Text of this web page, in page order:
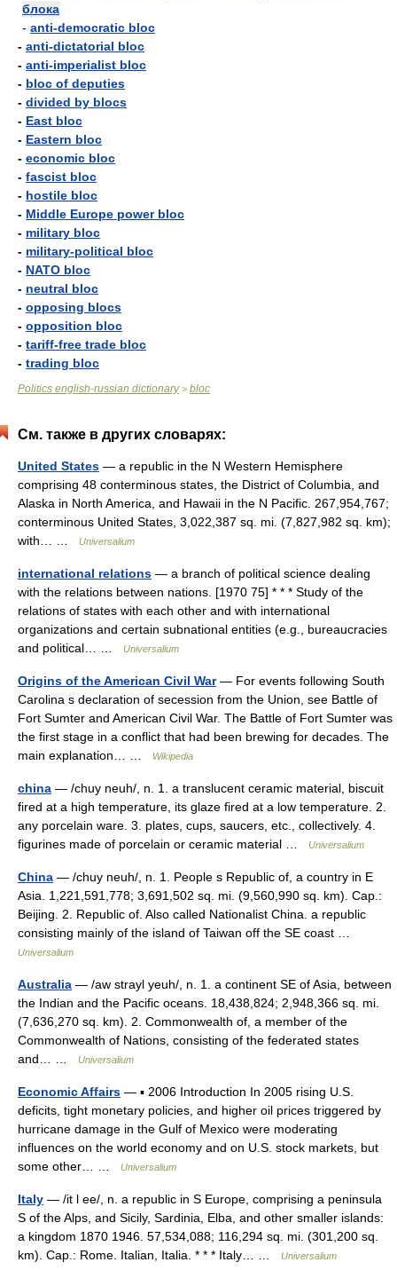
блока
- anti-democratic bloc
- anti-dictatorial bloc
- anti-imperialist bloc
- bloc of deputies
- divided by blocs
- East bloc
- Eastern bloc
- economic bloc
- fascist bloc
- hostile bloc
- Middle Europe power bloc
- military bloc
- military-political bloc
- NATO bloc
- neutral bloc
- opposing blocs
- opposition bloc
- tariff-free trade bloc
- trading bloc
Politics english-russian dictionary> bloc
См. также в других словарях:
United States — a republic in the N Western Hemisphere
comprising 48 conterminous states, the District of Columbia, and
Alaska in North America, and Hawaii in the N Pacific. 267,954,767;
conterminous United States, 3,022,387 sq. mi. (7,827,982 sq. km);
with… …
Universalium
international relations — a branch of political science dealing
with the relations between nations. [1970 75] * * * Study of the
relations of states with each other and with international
organizations and certain subnational entities (e.g., bureaucracies
and political… …
Universalium
Origins of the American Civil War— For events following South
Carolina s declaration of secession from the Union, see Battle of
Fort Sumter and American Civil War. The Battle of Fort Sumter was
the first stage in a conflict that had been brewing for decades. The
main explanation… …
Wikipedia
china — /chuy neuh/, n. 1. a translucent ceramic material, biscuit
fired at a high temperature, its glaze fired at a low temperature. 2.
any porcelain ware. 3. plates, cups, saucers, etc., collectively. 4.
figurines made of porcelain or ceramic material …
Universalium
China — /chuy neuh/, n. 1. People s Republic of, a country in E
Asia. 1,221,591,778; 3,691,502 sq. mi. (9,560,990 sq. km). Cap.:
Beijing. 2. Republic of. Also called Nationalist China. a republic
consisting mainly of the island of Taiwan off the SE coast …
Universalium
Australia — /aw strayl yeuh/, n. 1. a continent SE of Asia, between
the Indian and the Pacific oceans. 18,438,824; 2,948,366 sq. mi.
(7,636,270 sq. km). 2. Commonwealth of, a member of the
Commonwealth of Nations, consisting of the federated states
and… …
Universalium
Economic Affairs — ▪ 2006 Introduction In 2005 rising U.S.
deficits, tight monetary policies, and higher oil prices triggered by
hurricane damage in the Gulf of Mexico were moderating
influences on the world economy and on U.S. stock markets, but
some other… …
Universalium
Italy — /it l ee/, n. a republic in S Europe, comprising a peninsula
S of the Alps, and Sicily, Sardinia, Elba, and other smaller islands:
a kingdom 1870 1946. 57,534,088; 116,294 sq. mi. (301,200 sq.
km). Cap.: Rome. Italian, Italia. * * * Italy… …
Universalium